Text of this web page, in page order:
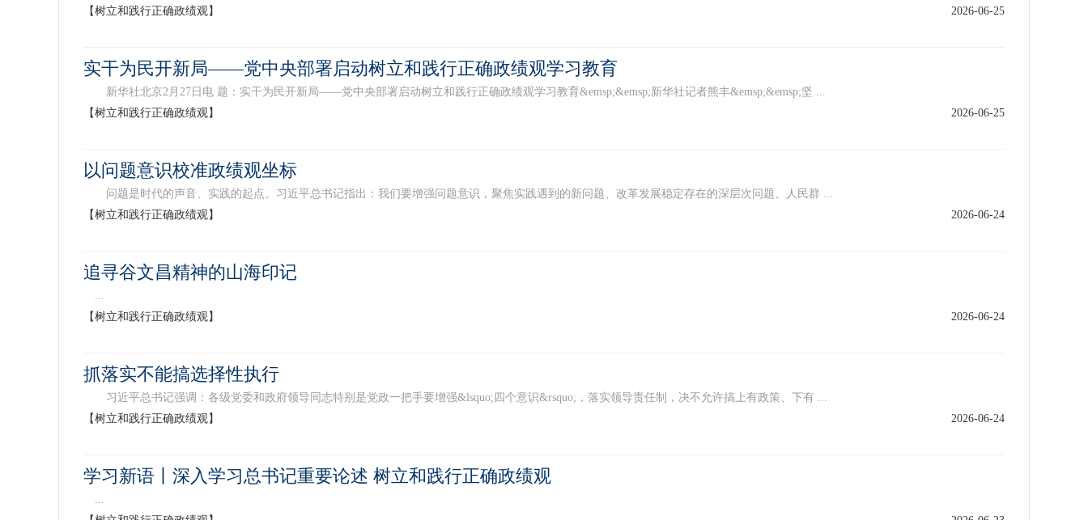
2026-06-25
【树立和践行正确政绩观】
实干为民开新局——党中央部署启动树立和践行正确政绩观学习教育
新华社北京2月27日电 题：实干为民开新局——党中央部署启动树立和践行正确政绩观学习教育&emsp;&emsp;新华社记者熊丰&emsp;&emsp;坚 ...
2026-06-25
【树立和践行正确政绩观】
以问题意识校准政绩观坐标
问题是时代的声音、实践的起点。习近平总书记指出：我们要增强问题意识，聚焦实践遇到的新问题、改革发展稳定存在的深层次问题、人民群 ...
2026-06-24
【树立和践行正确政绩观】
追寻谷文昌精神的山海印记
...
2026-06-24
【树立和践行正确政绩观】
抓落实不能搞选择性执行
习近平总书记强调：各级党委和政府领导同志特别是党政一把手要增强&lsquo;四个意识&rsquo;，落实领导责任制，决不允许搞上有政策、下有 ...
2026-06-24
【树立和践行正确政绩观】
学习新语丨深入学习总书记重要论述 树立和践行正确政绩观
...